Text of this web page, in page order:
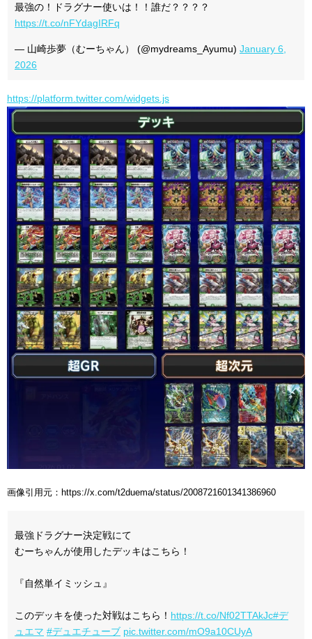
最強の！ドラグナー使いは！！誰だ？？？？
https://t.co/nFYdagIRFq
— 山崎歩夢（むーちゃん） (@mydreams_Ayumu) January 6,
2026
https://platform.twitter.com/widgets.js
画像引用元：https://x.com/t2duema/status/2008721601341386960
最強ドラグナー決定戦にて
むーちゃんが使用したデッキはこちら！
『自然単イミッシュ』
このデッキを使った対戦はこちら！ https://t.co/Nf02TTAkJc#デ
ュエマ #デュエチューブ pic.twitter.com/mO9a10CUyA